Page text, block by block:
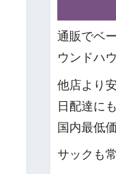
通販でベ
ウンドハ
他店より
日配達に
国内最低
サックも